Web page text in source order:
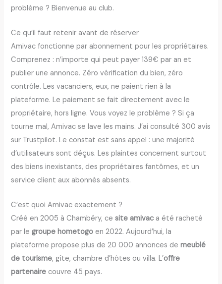
problème ? Bienvenue au club.
Ce qu’il faut retenir avant de réserver
Amivac fonctionne par abonnement pour les propriétaires.
Comprenez : n’importe qui peut payer 139€ par an et
publier une annonce. Zéro vérification du bien, zéro
contrôle. Les vacanciers, eux, ne paient rien à la
plateforme. Le paiement se fait directement avec le
propriétaire, hors ligne. Vous voyez le problème ? Si ça
tourne mal, Amivac se lave les mains. J’ai consulté 300 avis
sur Trustpilot. Le constat est sans appel : une majorité
d’utilisateurs sont déçus. Les plaintes concernent surtout
des biens inexistants, des propriétaires fantômes, et un
service client aux abonnés absents.
C’est quoi Amivac exactement ?
Créé en 2005 à Chambéry, cesite amivac a été racheté
par le groupe hometogo en 2022. Aujourd’hui, la
plateforme propose plus de 20 000 annonces demeublé
de tourisme, gîte, chambre d’hôtes ou villa. L’offre
partenaire couvre 45 pays.